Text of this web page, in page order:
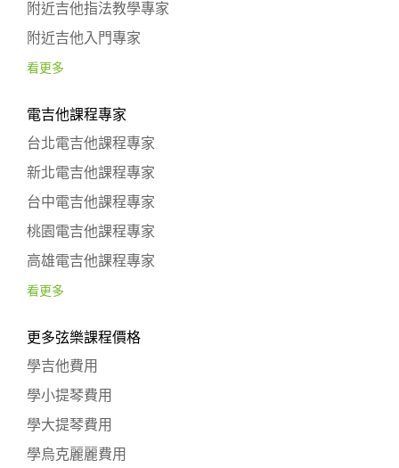
附近吉他指法教學專家
附近吉他入門專家
看更多
電吉他課程專家
台北電吉他課程專家
新北電吉他課程專家
台中電吉他課程專家
桃園電吉他課程專家
高雄電吉他課程專家
看更多
更多弦樂課程價格
學吉他費用
學小提琴費用
學大提琴費用
學烏克麗麗費用